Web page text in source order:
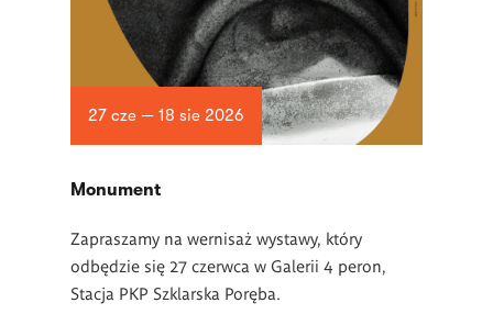
27 cze — 18 sie 2026
Monument
Zapraszamy na wernisaż wystawy, który
odbędzie się 27 czerwca w Galerii 4 peron,
Stacja PKP Szklarska Poręba.